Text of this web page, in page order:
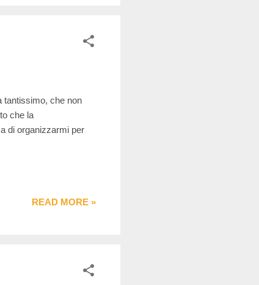
tantissimo, che non
che la
di organizzarmi per
READ MORE »